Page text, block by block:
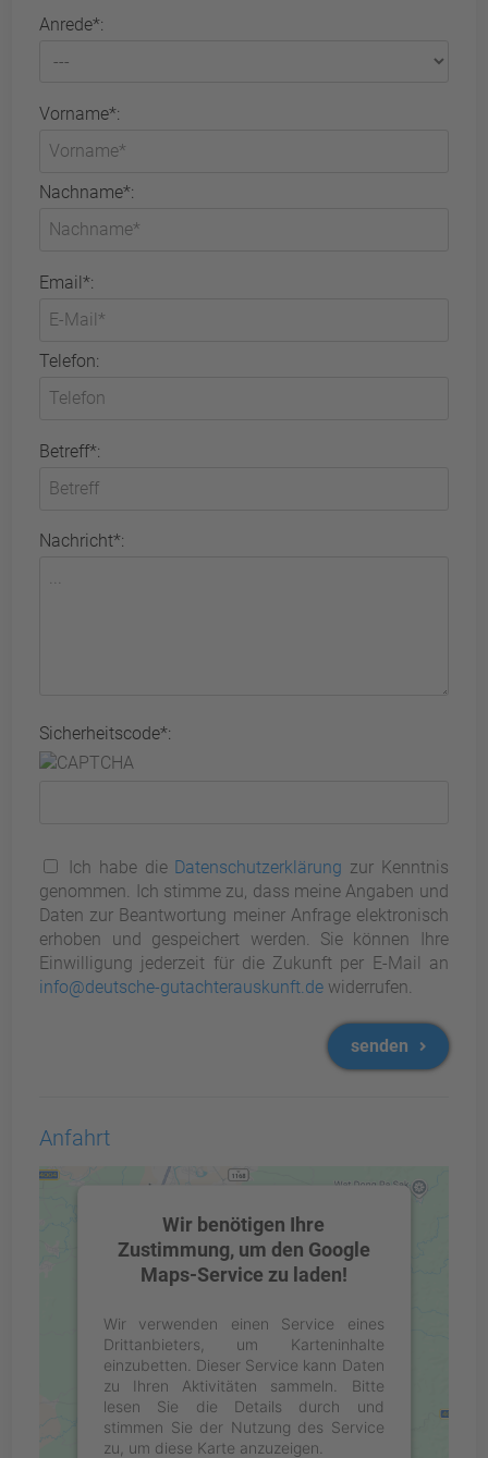
Anrede*:
Vorname*:
Nachname*:
Email*:
Telefon:
Betreff*:
Nachricht*:
Sicherheitscode*:
Ich habe die Datenschutzerklärung zur Kenntnis
genommen. Ich stimme zu, dass meine Angaben und
Daten zur Beantwortung meiner Anfrage elektronisch
erhoben und gespeichert werden. Sie können Ihre
Einwilligung jederzeit für die Zukunft per E-Mail an
info@deutsche-gutachterauskunft.de widerrufen.
senden
Anfahrt
Wir benötigen Ihre
Zustimmung, um den Google
Maps-Service zu laden!
Wir verwenden einen Service eines
Drittanbieters, um Karteninhalte
einzubetten. Dieser Service kann Daten
zu Ihren Aktivitäten sammeln. Bitte
lesen Sie die Details durch und
stimmen Sie der Nutzung des Service
zu, um diese Karte anzuzeigen.